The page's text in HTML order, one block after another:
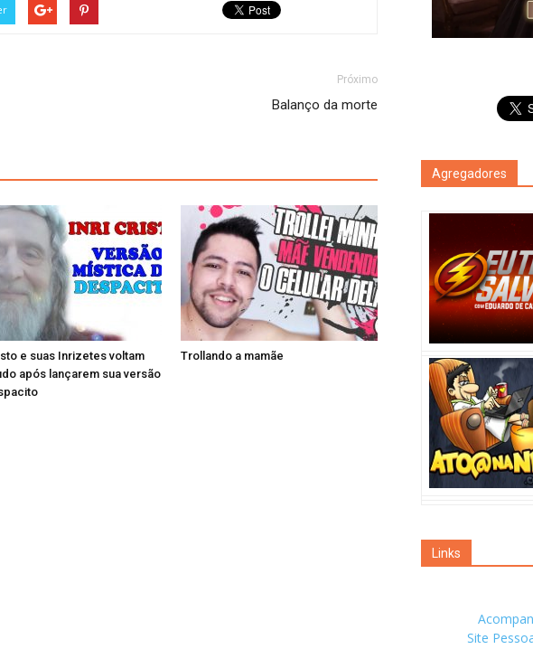
Próximo
Balanço da morte
e suas Inrizetes voltam
após lançarem sua versão
Trollando a mamãe
Agregadores
Links
Site